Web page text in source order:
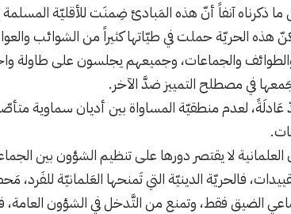
ذكرناه آنفاً أنّ هذه المَبادئ ضِمنَت للأقليّة
الحريّة حملت في طيّاتها كثيراً من الشوائب
والجماعات، وجميعهم يجلسون على طاولة
في مصطلح التمييز ضدَّ الآخر.
عَادلَةً، لعدم منطقيّة المساواة بين أديان سماوية
لا يقتصر دورها على تنظيم الشؤون بين
فالحريّة الدينيّة التي تَمنحها العَلمانيّة
الضيق فقط، وتمنع من التَّدخل في الشؤون العامة،